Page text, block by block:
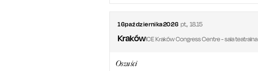
16października2026 pt.,18.15
KrakówICE Kraków Congress Centre - sala teatralna
Oszuści